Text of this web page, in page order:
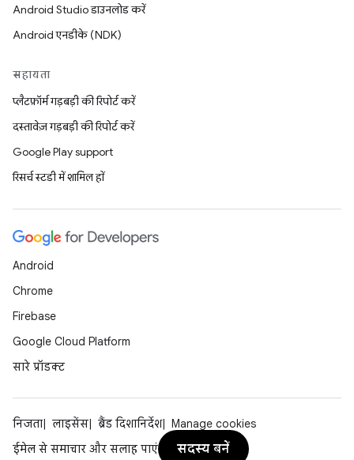
Android Studio डाउनलोड करें
Android एनडीके (NDK)
सहायता
प्लैटफ़ॉर्म गड़बड़ी की रिपोर्ट करें
दस्तावेज़ गड़बड़ी की रिपोर्ट करें
Google Play support
रिसर्च स्टडी में शामिल हों
Android
Chrome
Firebase
Google Cloud Platform
सारे प्रॉडक्ट
निजता लाइसेंस ब्रैंड दिशानिर्देश
Manage cookies
ईमेल से समाचार और सलाह पाएं
सदस्य बनें